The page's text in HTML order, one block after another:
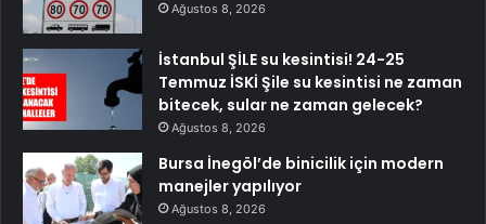
Ağustos 8, 2026
İstanbul ŞİLE su kesintisi! 24-25
Temmuz İSKİ Şile su kesintisi ne zaman
bitecek, sular ne zaman gelecek?
Ağustos 8, 2026
Bursa İnegöl’de binicilik için modern
manejler yapılıyor
Ağustos 8, 2026